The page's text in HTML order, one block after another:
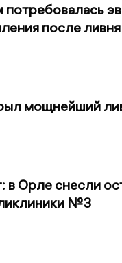
после ливня
мощнейший
в Орле снесли
№3